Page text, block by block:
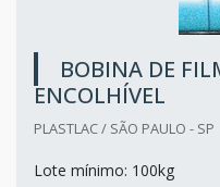
BOBINA DE
ENCOLHÍVEL
PLASTLAC / SÃO PAULO - SP
Lote mínimo: 100kg